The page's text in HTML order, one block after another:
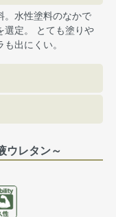
。水性塗料のなかで
選定。 とても塗りや
出にくい。
ウレタン～